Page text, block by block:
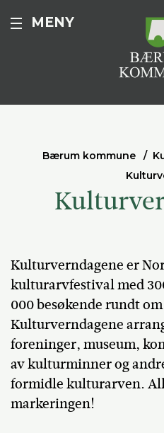
MENY
Bærum kommune
Kulturverndagene er
kulturarvfestival med
000 besøkende rundt
Kulturverndagene
foreninger, museum,
av kulturminner og
formidle kulturarven.
markeringen!